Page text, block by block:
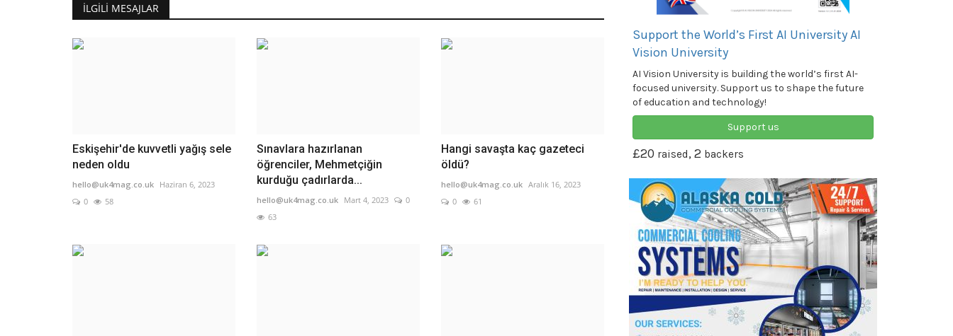
İLGILI MESAJLAR
Eskişehir'de kuvvetli yağış sele
neden oldu
hello@uk4mag.co.uk Haziran 6, 2023
0
58
Sınavlara hazırlanan
öğrenciler, Mehmetçiğin
kurduğu çadırlarda...
hello@uk4mag.co.uk Mart 4, 2023
0
63
Hangi savaşta kaç gazeteci
öldü?
hello@uk4mag.co.uk Aralık 16, 2023
0
61